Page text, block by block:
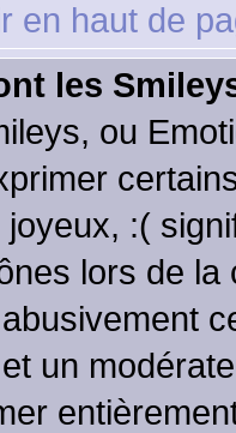
en haut de
les
ou
joyeux, :(
lors de
un